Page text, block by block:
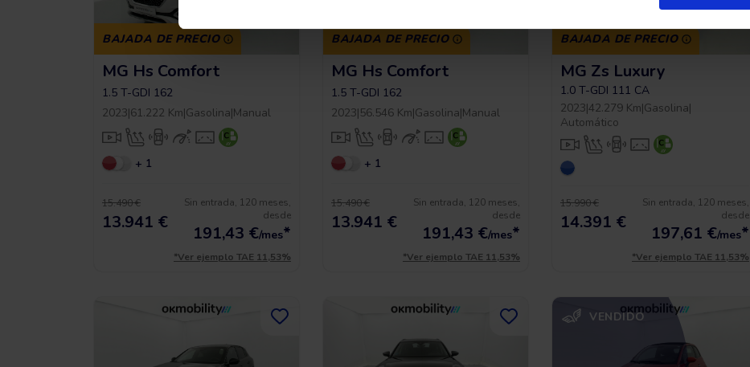
BAJADA DE PRECIO
MG Hs Comfort
1.5 T-GDI 162
2023|61.222 Km|Gasolina|Manual
+ 1
15.490 €
13.941 €
Sin entrada, 120 meses,
desde
191,43 €/mes*
*Ver ejemplo TAE 11,53%
BAJADA DE PRECIO
MG Hs Comfort
1.5 T-GDI 162
2023|56.546 Km|Gasolina|Manual
+ 1
15.490 €
13.941 €
Sin entrada, 120 meses,
desde
191,43 €/mes*
*Ver ejemplo TAE 11,53%
BAJADA DE PRECIO
MG Zs Luxury
1.0 T-GDI 111 CA
2023|42.279 Km|Gasolina|
Automático
15.990 €
14.391 €
Sin entrada, 120 meses,
desde
197,61 €/mes*
*Ver ejemplo TAE 11,53%
VENDIDO